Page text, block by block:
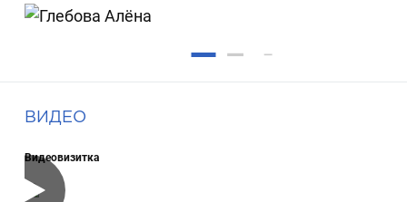
ВИДЕО
Видеовизитка